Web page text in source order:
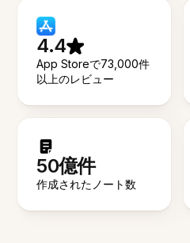
4.4
App Storeで73,000件
以上のレビュー
50億件
作成されたノート数